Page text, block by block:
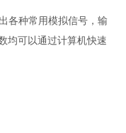
各种常用模拟信号，输
均可以通过计算机快速